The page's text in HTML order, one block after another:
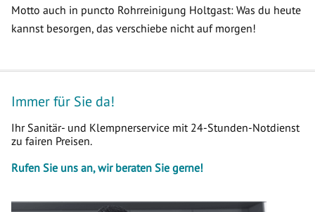
Motto auch in puncto Rohrreinigung Holtgast: Was du heute
kannst besorgen, das verschiebe nicht auf morgen!
Immer für Sie da!
Ihr Sanitär- und Klempnerservice mit 24-Stunden-Notdienst
zu fairen Preisen.
Rufen Sie uns an, wir beraten Sie gerne!